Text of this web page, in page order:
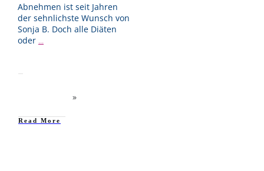
Abnehmen ist seit Jahren
der sehnlichste Wunsch von
Sonja B. Doch alle Diäten
oder ...
Read More